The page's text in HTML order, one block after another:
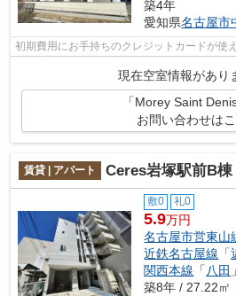
築4年
愛知県名古屋市
初期費用にお手持ちのクレジットカードが使
現在空室情報があり
「Morey Saint
お問い合わせは
賃貸 | アパート Ceres岩塚駅前B棟
敷0 礼0
5.9万円
名古屋市営東山
近鉄名古屋線 「
関西本線 「八田
築8年 / 27.22㎡